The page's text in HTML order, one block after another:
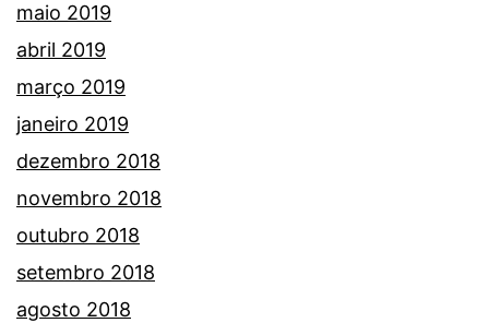
maio 2019
abril 2019
março 2019
janeiro 2019
dezembro 2018
novembro 2018
outubro 2018
setembro 2018
agosto 2018